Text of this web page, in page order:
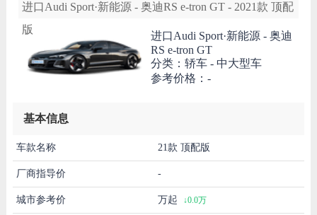
进口Audi Sport·新能源 - 奥迪RS e-tron GT - 2021款 顶配
版
进口Audi Sport·新能源 - 奥迪
RS e-tron GT
分类：轿车 - 中大型车
参考价格：-
基本信息
车款名称 21款 顶配版
厂商指导价 -
城市参考价 万起 ↓0.0万